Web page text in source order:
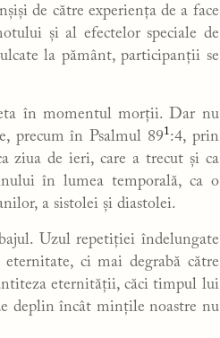
de către experiența de a face
și al efectelor speciale de
la pământ, participanții se
în momentul morții. Dar nu
precum în Psalmul 891:4, prin
ziua de ieri, care a trecut și ca
în lumea temporală, ca o
a sistolei și diastolei.
Uzul repetiției îndelungate
ci mai degrabă către
eternității, căci timpul lui
deplin încât mințile noastre nu